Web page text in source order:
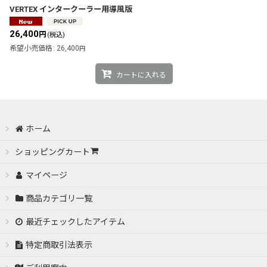
VERTEX インタークーラー用導風版
26,400円 (税込)
希望小売価格 : 26,400円
カートに入れる
ホーム
ショッピングカート
マイページ
商品カテゴリ一覧
最近チェックしたアイテム
特定商取引法表示